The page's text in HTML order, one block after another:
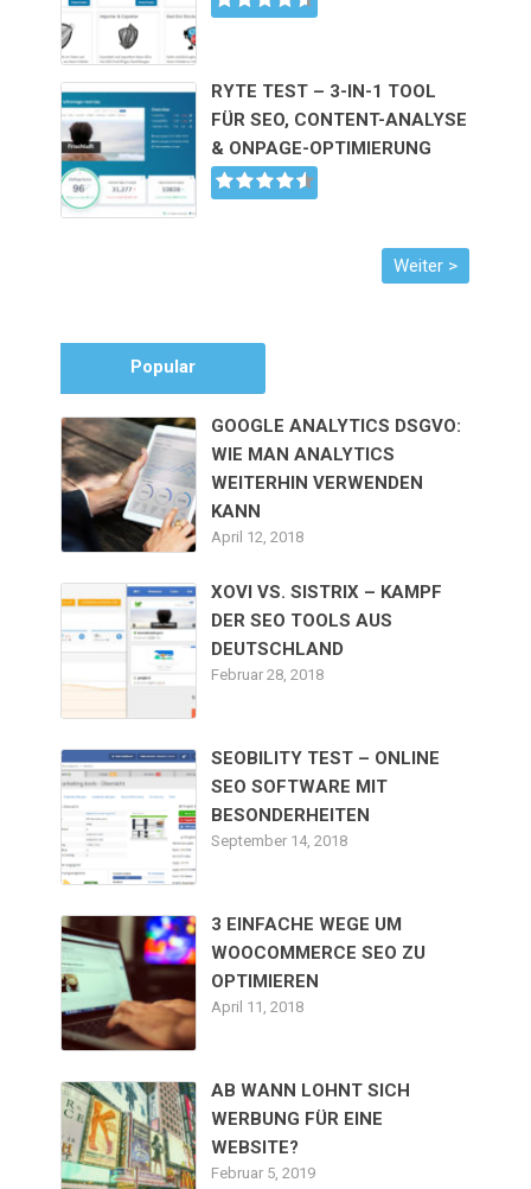
RYTE TEST – 3-IN-1 TOOL
FÜR SEO, CONTENT-ANALYSE
& ONPAGE-OPTIMIERUNG
Popular
GOOGLE ANALYTICS DSGVO:
WIE MAN ANALYTICS
WEITERHIN VERWENDEN
KANN
April 12, 2018
XOVI VS. SISTRIX – KAMPF
DER SEO TOOLS AUS
DEUTSCHLAND
Februar 28, 2018
SEOBILITY TEST – ONLINE
SEO SOFTWARE MIT
BESONDERHEITEN
September 14, 2018
3 EINFACHE WEGE UM
WOOCOMMERCE SEO ZU
OPTIMIEREN
April 11, 2018
AB WANN LOHNT SICH
WERBUNG FÜR EINE
WEBSITE?
Februar 5, 2019